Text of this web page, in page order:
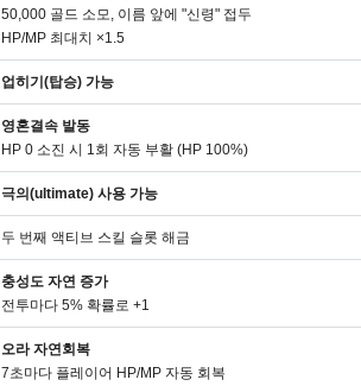
50,000 골드 소모, 이름 앞에 "신령" 접두
HP/MP 최대치 ×1.5
업히기(탑승) 가능
영혼결속 발동
HP 0 소진 시 1회 자동 부활 (HP 100%)
극의(ultimate) 사용 가능
두 번째 액티브 스킬 슬롯 해금
충성도 자연 증가
전투마다 5% 확률로 +1
오라 자연회복
7초마다 플레이어 HP/MP 자동 회복